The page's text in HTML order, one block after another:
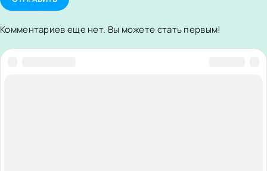
Комментариев еще нет. Вы можете стать первым!